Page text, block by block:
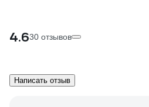
4.630 отзывов
Написать отзыв